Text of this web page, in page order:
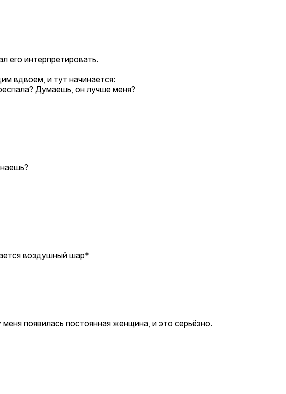
его интерпретировать.
вдвоем, и тут начинается:
Думаешь, он лучше меня?
воздушный шар*
появилась постоянная женщина, и это серьёзно.